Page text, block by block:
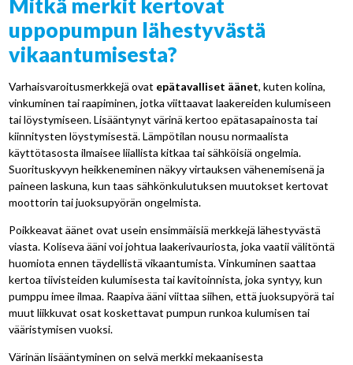
Mitkä merkit kertovat
uppopumpun lähestyvästä
vikaantumisesta?
Varhaisvaroitusmerkkejä ovat epätavalliset äänet, kuten kolina,
vinkuminen tai raapiminen, jotka viittaavat laakereiden kulumiseen
tai löystymiseen. Lisääntynyt värinä kertoo epätasapainosta tai
kiinnitysten löystymisestä. Lämpötilan nousu normaalista
käyttötasosta ilmaisee liiallista kitkaa tai sähköisiä ongelmia.
Suorituskyvyn heikkeneminen näkyy virtauksen vähenemisenä ja
paineen laskuna, kun taas sähkönkulutuksen muutokset kertovat
moottorin tai juoksupyörän ongelmista.
Poikkeavat äänet ovat usein ensimmäisiä merkkejä lähestyvästä
viasta. Koliseva ääni voi johtua laakerivauriosta, joka vaatii välitöntä
huomiota ennen täydellistä vikaantumista. Vinkuminen saattaa
kertoa tiivisteiden kulumisesta tai kavitoinnista, joka syntyy, kun
pumppu imee ilmaa. Raapiva ääni viittaa siihen, että juoksupyörä tai
muut liikkuvat osat koskettavat pumpun runkoa kulumisen tai
vääristymisen vuoksi.
Värinän lisääntyminen on selvä merkki mekaanisesta